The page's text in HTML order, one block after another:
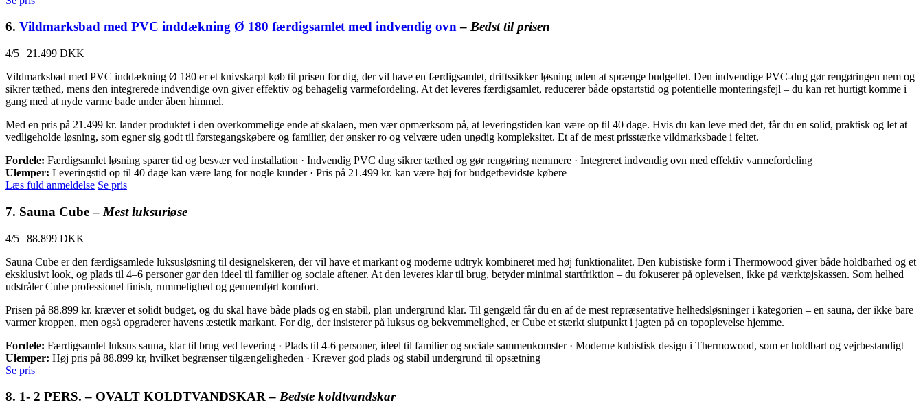
6. Vildmarksbad med PVC inddækning Ø 180 færdigsamlet med indvendig ovn– Bedst til prisen
4/5 | 21.499 DKK
Vildmarksbad med PVC inddækning Ø 180 er et knivskarpt køb til prisen for dig, der vil have en færdigsamlet, driftssikker løsning uden at sprænge budgettet. Den indvendige PVC-dug gør rengøringen nem og
sikrer tæthed, mens den integrerede indvendige ovn giver effektiv og behagelig varmefordeling. At det leveres færdigsamlet, reducerer både opstartstid og potentielle monteringsfejl – du kan ret hurtigt komme i
gang med at nyde varme bade under åben himmel.
Med en pris på 21.499 kr. lander produktet i den overkommelige ende af skalaen, men vær opmærksom på, at leveringstiden kan være op til 40 dage. Hvis du kan leve med det, får du en solid, praktisk og let at
vedligeholde løsning, som egner sig godt til førstegangskøbere og familier, der ønsker ro og velvære uden unødig kompleksitet. Et af de mest prisstærke vildmarksbade i feltet.
Fordele: Færdigsamlet løsning sparer tid og besvær ved installation · Indvendig PVC dug sikrer tæthed og gør rengøring nemmere · Integreret indvendig ovn med effektiv varmefordeling
Ulemper: Leveringstid op til 40 dage kan være lang for nogle kunder · Pris på 21.499 kr. kan være høj for budgetbevidste købere
Læs fuld anmeldelse Se pris
7. Sauna Cube – Mest luksuriøse
4/5 | 88.899 DKK
Sauna Cube er den færdigsamlede luksusløsning til designelskeren, der vil have et markant og moderne udtryk kombineret med høj funktionalitet. Den kubistiske form i Thermowood giver både holdbarhed og et
eksklusivt look, og plads til 4–6 personer gør den ideel til familier og sociale aftener. At den leveres klar til brug, betyder minimal startfriktion – du fokuserer på oplevelsen, ikke på værktøjskassen. Som helhed
udstråler Cube professionel finish, rummelighed og gennemført komfort.
Prisen på 88.899 kr. kræver et solidt budget, og du skal have både plads og en stabil, plan undergrund klar. Til gengæld får du en af de mest repræsentative helhedsløsninger i kategorien – en sauna, der ikke bare
varmer kroppen, men også opgraderer havens æstetik markant. For dig, der insisterer på luksus og bekvemmelighed, er Cube et stærkt slutpunkt i jagten på en topoplevelse hjemme.
Fordele: Færdigsamlet luksus sauna, klar til brug ved levering · Plads til 4-6 personer, ideel til familier og sociale sammenkomster · Moderne kubistisk design i Thermowood, som er holdbart og vejrbestandigt
Ulemper: Høj pris på 88.899 kr, hvilket begrænser tilgængeligheden · Kræver god plads og stabil undergrund til opsætning
Se pris
8. 1- 2 PERS. – OVALT KOLDTVANDSKAR – Bedste koldtvandskar